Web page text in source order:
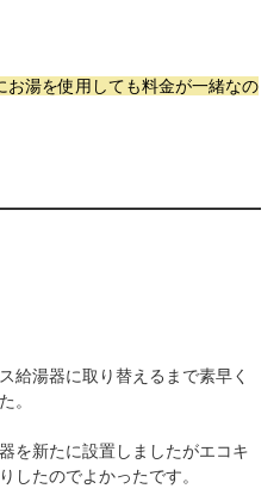
お湯を使用しても料金が一緒なの
給湯器に取り替えるまで素早く
。
を新たに設置しましたがエコキ
したのでよかったです。